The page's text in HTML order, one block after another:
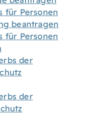
für Personen
beantragen
für Personen
der
der